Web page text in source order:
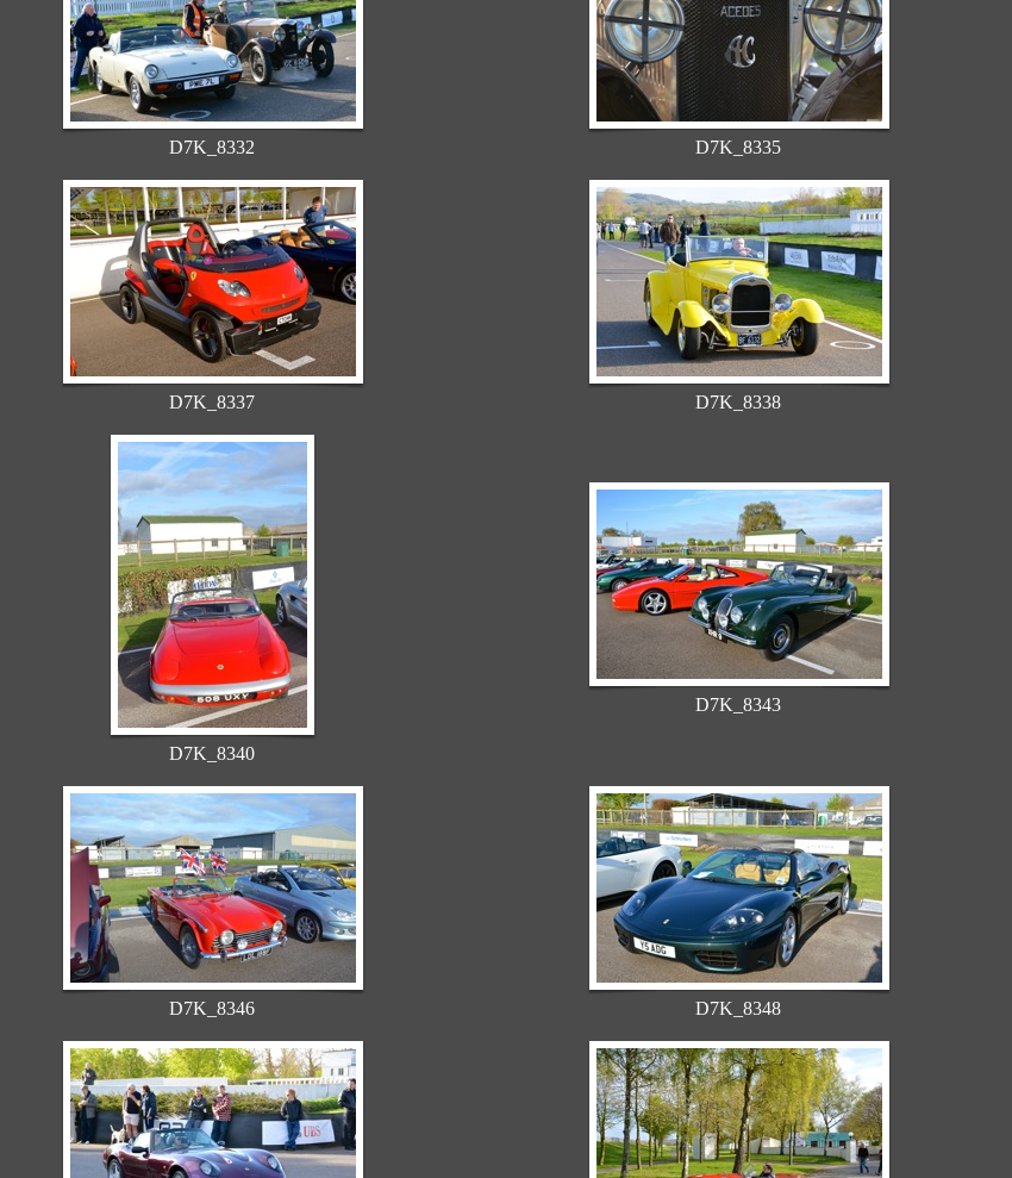
D7K_8332 D7K_8335
D7K_8337 D7K_8338
D7K_8340
D7K_8343
D7K_8346 D7K_8348